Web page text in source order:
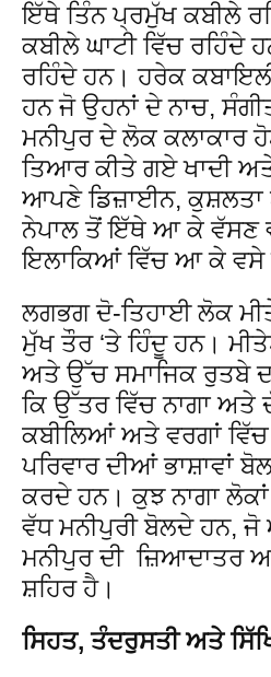
ਇੱਥੇ ਤਿੰਨ ਪ੍ਰਮੁੱਖ ਕਬੀਲੇ
ਕਬੀਲੇ ਘਾਟੀ ਵਿੱਚ ਰਹਿੰਦੇ
ਰਹਿੰਦੇ ਹਨ। ਹਰੇਕ
ਹਨ ਜੋ ਉਹਨਾਂ ਦੇ ਨਾਚ,
ਮਨੀਪੁਰ ਦੇ ਲੋਕ ਕਲਾਕਾਰ
ਤਿਆਰ ਕੀਤੇ ਗਏ ਖਾਦੀ
ਆਪਣੇ ਡਿਜ਼ਾਈਨ,
ਨੇਪਾਲ ਤੋਂ ਇੱਥੇ ਆ ਕੇ ਵੱਸਣ
ਇਲਾਕਿਆਂ ਵਿੱਚ ਆ ਕੇ ਵਸੇ
ਲਗਭਗ ਦੋ-ਤਿਹਾਈ ਲੋਕ
ਮੁੱਖ ਤੌਰ ‘ਤੇ ਹਿੰਦੂ ਹਨ।
ਅਤੇ ਉੱਚ ਸਮਾਜਿਕ ਰੁਤਬੇ
ਕਿ ਉੱਤਰ ਵਿੱਚ ਨਾਗਾ ਅਤੇ
ਕਬੀਲਿਆਂ ਅਤੇ ਵਰਗਾਂ
ਪਰਿਵਾਰ ਦੀਆਂ ਭਾਸ਼ਾਵਾਂ
ਕਰਦੇ ਹਨ। ਕੁਝ ਨਾਗਾ
ਵੱਧ ਮਨੀਪੁਰੀ ਬੋਲਦੇ ਹਨ, ਜੋ
ਮਨੀਪੁਰ ਦੀ ਜ਼ਿਆਦਾਤਰ
ਸ਼ਹਿਰ ਹੈ।
ਸਿਹਤ, ਤੰਦਰੁਸਤੀ ਅਤੇ